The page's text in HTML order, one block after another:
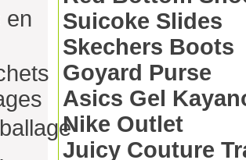
en
Suicoke Slides
Skechers Boots
Goyard Purse
Asics Gel
Nike Outlet
Juicy Couture